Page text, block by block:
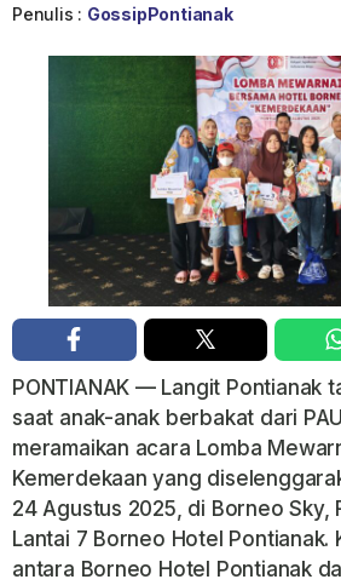
Penulis : GossipPontianak
PONTIANAK — Langit Pontianak
saat anak-anak berbakat dari
meramaikan acara Lomba
Kemerdekaan yang
24 Agustus 2025, di Borneo Sky,
Lantai 7 Borneo Hotel Pontianak.
antara Borneo Hotel Pontianak